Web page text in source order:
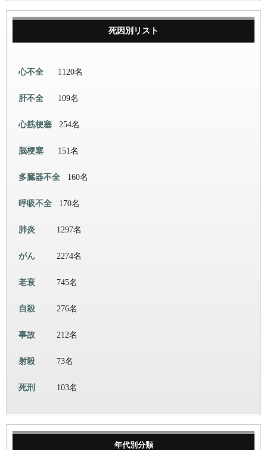
死因別リスト
心不全 1120名
肝不全 109名
心筋梗塞 254名
脳梗塞 151名
多臓器不全 160名
呼吸不全 170名
肺炎 1297名
がん 2274名
老衰 745名
自殺 276名
事故 212名
射殺 73名
死刑 103名
年代別分類